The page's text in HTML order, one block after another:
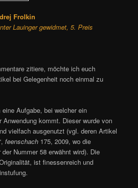
Frolkin
Lauinger gewidmet, 5. Preis
zitiere, möchte ich euch
bei Gelegenheit noch einmal zu
Aufgabe, bei welcher ein
Anwendung kommt. Dieser wurde von
vielfach ausgenutzt (vgl. deren Artikel
feenschach 175, 2009, wo die
Nummer 58 erwähnt wird). Die
ist finessenreich und